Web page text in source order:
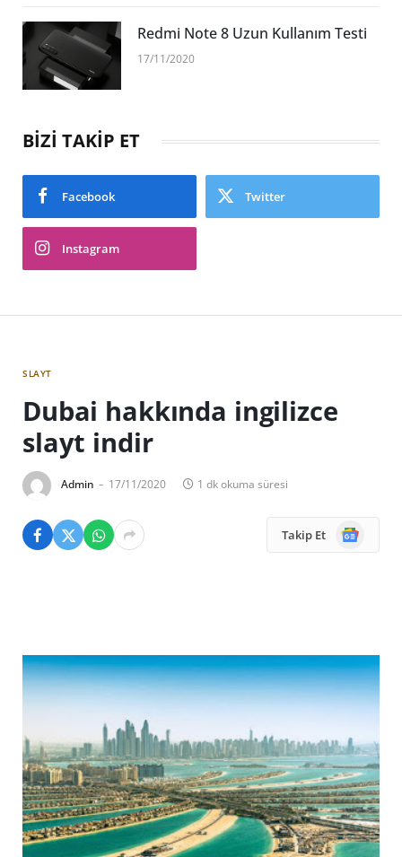
Redmi Note 8 Uzun Kullanım Testi
17/11/2020
BİZİ TAKİP ET
Facebook Twitter
Instagram
SLAYT
Dubai hakkında ingilizce
slayt indir
Admin 17/11/2020 1 dk okuma süresi
Takip Et
Google
News